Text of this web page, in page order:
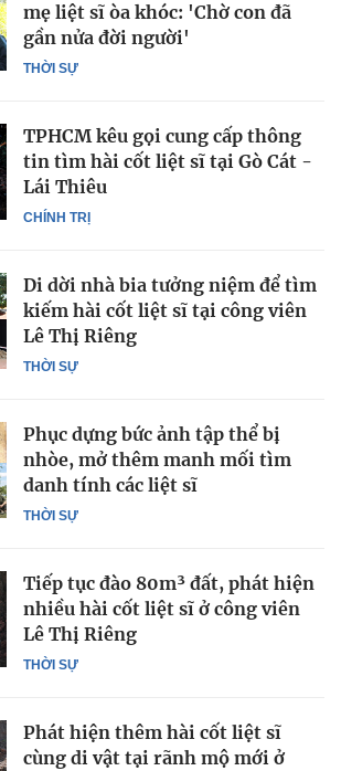
THỜI SỰ
mẹ liệt sĩ òa khóc: 'Chờ con đã
gần nửa đời người'
CHÍNH TRỊ
TPHCM kêu gọi cung cấp thông
tin tìm hài cốt liệt sĩ tại Gò Cát -
Lái Thiêu
THỜI SỰ
Di dời nhà bia tưởng niệm để tìm
kiếm hài cốt liệt sĩ tại công viên
Lê Thị Riêng
THỜI SỰ
Phục dựng bức ảnh tập thể bị
nhòe, mở thêm manh mối tìm
danh tính các liệt sĩ
THỜI SỰ
Tiếp tục đào 80m³ đất, phát hiện
nhiều hài cốt liệt sĩ ở công viên
Lê Thị Riêng
Phát hiện thêm hài cốt liệt sĩ
cùng di vật tại rãnh mộ mới ở